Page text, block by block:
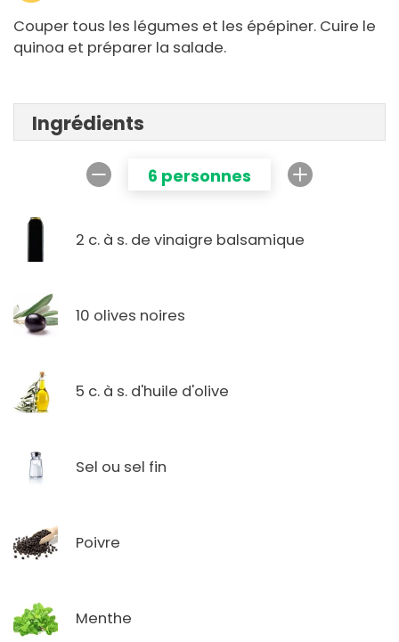
Couper tous les légumes et les épépiner. Cuire le
quinoa et préparer la salade.
Ingrédients
6 personnes
2 c. à s. de vinaigre balsamique
10 olives noires
5 c. à s. d'huile d'olive
Sel ou sel fin
Poivre
Menthe